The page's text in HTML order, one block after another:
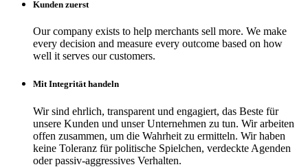
Kunden zuerst
Our company exists to help merchants sell more. We make
every decision and measure every outcome based on how
well it serves our customers.
Mit Integrität handeln
Wir sind ehrlich, transparent und engagiert, das Beste für
unsere Kunden und unser Unternehmen zu tun. Wir arbeiten
offen zusammen, um die Wahrheit zu ermitteln. Wir haben
keine Toleranz für politische Spielchen, verdeckte Agenden
oder passiv-aggressives Verhalten.